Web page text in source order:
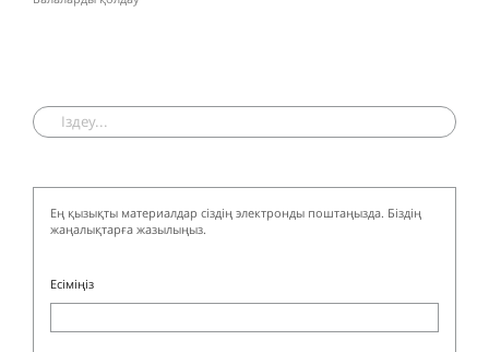
Ең қызықты материалдар сіздің электронды поштаңызда. Біздің
жаңалықтарға жазылыңыз.
Есіміңіз